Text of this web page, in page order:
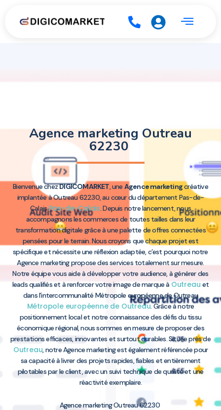
Agence marketing Outreau
62230
Bienvenue chezDIGICOMARKET , une Agence marketingcréative
implantée à Outreau 62230, au cœur du département Pas-de-
CalaisPas-de-Calais . Depuis notre lancement, nous
accompagnons les commerces de toutes tailles dans leur
transformation digitale grâce à une palette de offres connectées
pensées pour le terrain. Nous croyons que chaque projet est
spécifique et nécessite une réflexion adaptée, c’est pourquoi notre
Agence marketing propose des services totalement sur mesure.
Notre équipe vous aide à développer votre audience, à générer des
leads qualifiés et à renforcer votre image de marque à Outreau et
dans l’intercommunalité Métropole européenne de Outreau
Métropole européenne de Outreau. Grâce à notre
positionnement local et notre connaissance des défis du tissu
économique régional, nous sommes en mesure de proposer des
prestations efficaces, innovantes et surtout durables. Située près de
Outreau , notre Agence marketing est également référencée pour
sa capacité à livrer des projets rapides, fiables et entièrement
pilotables par le client, avec un suivi technique de qualité et une
réactivité exemplaire.
Agence marketing Outreau 62230